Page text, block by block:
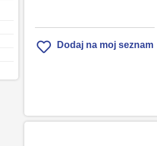
Dodaj na moj seznam